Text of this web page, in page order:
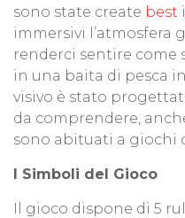
sono state create best
immersivi l’atmosfera
renderci sentire come
in una baita di pesca
visivo è stato
da comprendere,
sono abituati a giochi
I Simboli del Gioco
Il gioco dispone di 5